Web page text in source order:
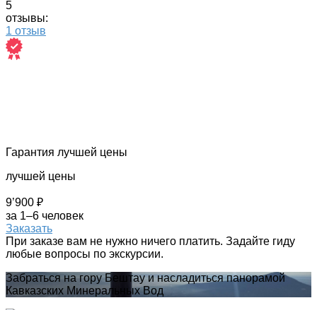
5
отзывы:
1 отзыв
Гарантия лучшей цены
лучшей цены
9’900 ₽
за 1–6 человек
Заказать
При заказе вам не нужно ничего платить. Задайте гиду
любые вопросы по экскурсии.
Забраться на гору Бештау и насладиться панорамой
Кавказских Минеральных Вод